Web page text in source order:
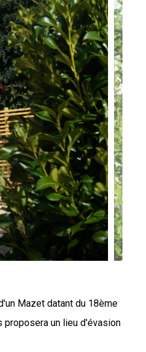
Mazet datant du 18ème
proposera un lieu d'évasion